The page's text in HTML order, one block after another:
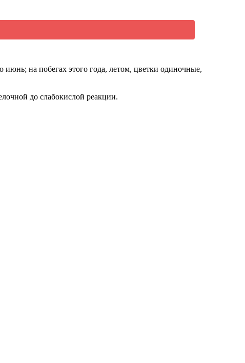
на побегах этого года, летом, цветки одиночные,
до слабокислой реакции.